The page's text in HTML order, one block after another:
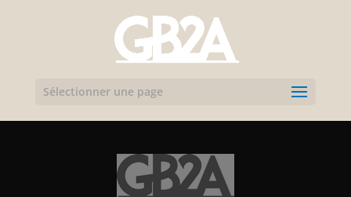
Sélectionner une page